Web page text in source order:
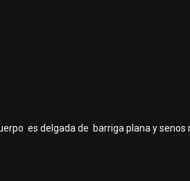
es delgada de barriga plana y